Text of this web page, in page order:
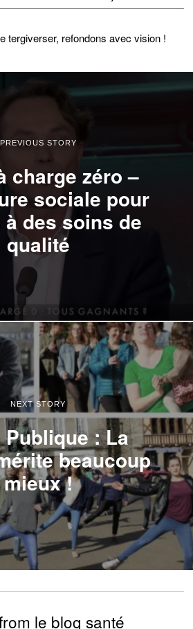
tergiverser, refondons avec vision !
PREVIOUS STORY
charge zéro –
sociale pour
à des soins de
qualité
NEXT STORY
Publique : La
beaucoup
mieux !
le blog santé